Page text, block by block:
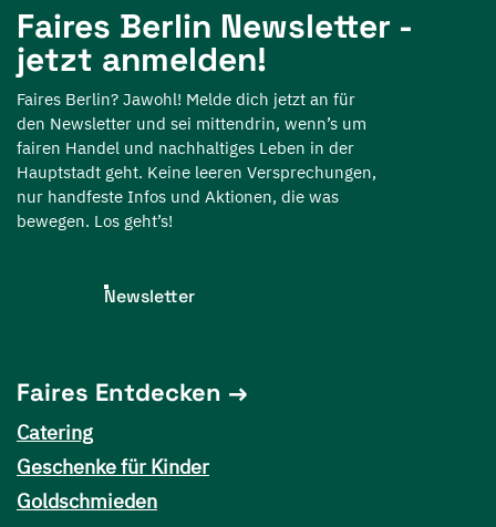
Faires Berlin Newsletter -
jetzt anmelden!
Faires Berlin? Jawohl! Melde dich jetzt an für
den Newsletter und sei mittendrin, wenn’s um
fairen Handel und nachhaltiges Leben in der
Hauptstadt geht. Keine leeren Versprechungen,
nur handfeste Infos und Aktionen, die was
bewegen. Los geht’s!
Newsletter
Faires Entdecken
Catering
Geschenke für Kinder
Goldschmieden